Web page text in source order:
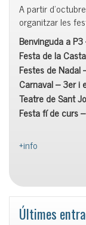
A partir
organitzar les
Benvinguda a
Festa de la
Festes de Nadal
Carnaval – 3er i
Teatre de Sant
Festa fí de curs
+info
Últimes